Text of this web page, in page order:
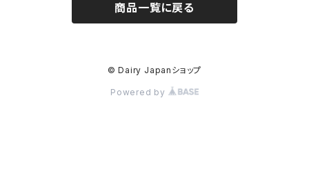
Dairy PROFESSIONAL
商品一覧に戻る
© Dairy Japanショップ
Powered by